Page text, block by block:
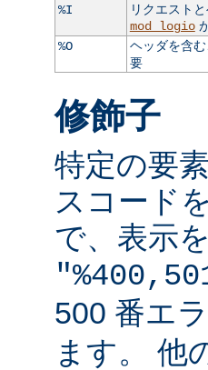
%I
リクエスト
mod_logio
%O
ヘッダを含
要
修飾子
特定の要
スコード
で、表示
500 番エ
ます。 他